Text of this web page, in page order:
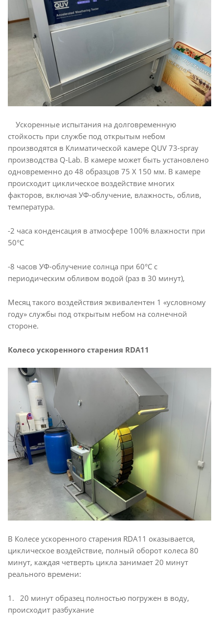
Ускоренные испытания на долговременную
стойкость при службе под открытым небом
производятся в Климатической камере QUV 73-spray
производства Q-Lab. В камере может быть установлено
одновременно до 48 образцов 75 Х 150 мм. В камере
происходит циклическое воздействие многих
факторов, включая УФ-облучение, влажность, облив,
температура.
-2 часа конденсация в атмосфере 100% влажности при
50°С
-8 часов УФ-облучение солнца при 60°С с
периодическим обливом водой (раз в 30 минут),
Месяц такого воздействия эквивалентен 1 «условному
году» службы под открытым небом на солнечной
стороне.
Колесо ускоренного старения RDA11
В Колесе ускоренного старения RDA11 оказывается,
циклическое воздействие, полный оборот колеса 80
минут, каждая четверть цикла занимает 20 минут
реального времени:
1. 20 минут образец полностью погружен в воду,
происходит разбухание